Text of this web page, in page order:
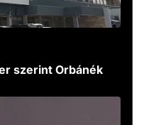
szerint Orbánék